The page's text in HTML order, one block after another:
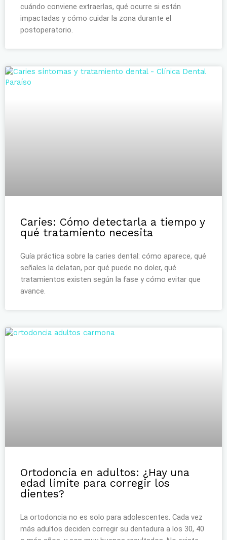
cuándo conviene extraerlas, qué ocurre si están
impactadas y cómo cuidar la zona durante el
postoperatorio.
Caries: Cómo detectarla a tiempo y
qué tratamiento necesita
Guía práctica sobre la caries dental: cómo aparece, qué
señales la delatan, por qué puede no doler, qué
tratamientos existen según la fase y cómo evitar que
avance.
Ortodoncia en adultos: ¿Hay una
edad límite para corregir los
dientes?
La ortodoncia no es solo para adolescentes. Cada vez
más adultos deciden corregir su dentadura a los 30, 40